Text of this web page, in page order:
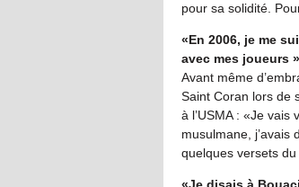
pour sa solidité.
«En 2006, je me
avec mes joueurs »
Avant même
Saint Coran lors de
à l’USMA : «Je
musulmane, j’avais
quelques versets